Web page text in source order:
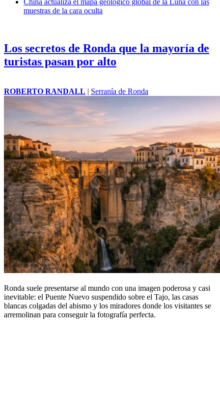
China actualiza el mapa geológico global de la Luna con las
muestras de la cara oculta
Los secretos de Ronda que la mayoría de
turistas pasan por alto
ROBERTO RANDALL | Serranía de Ronda
Ronda suele presentarse al mundo con una imagen poderosa y casi
inevitable: el Puente Nuevo suspendido sobre el Tajo, las casas
blancas colgadas del abismo y los miradores donde los visitantes se
arremolinan para conseguir la fotografía perfecta.